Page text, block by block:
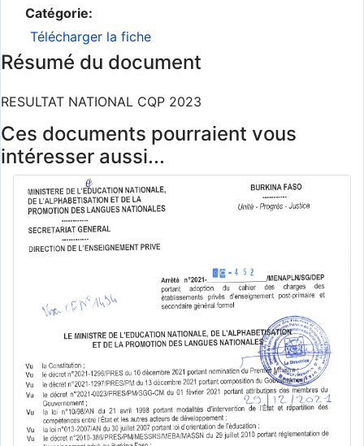
Catégorie:
Télécharger la fiche
Résumé du document
RESULTAT NATIONAL CQP 2023
Ces documents pourraient vous
intéresser aussi...